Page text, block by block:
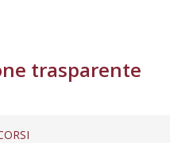
trasparente